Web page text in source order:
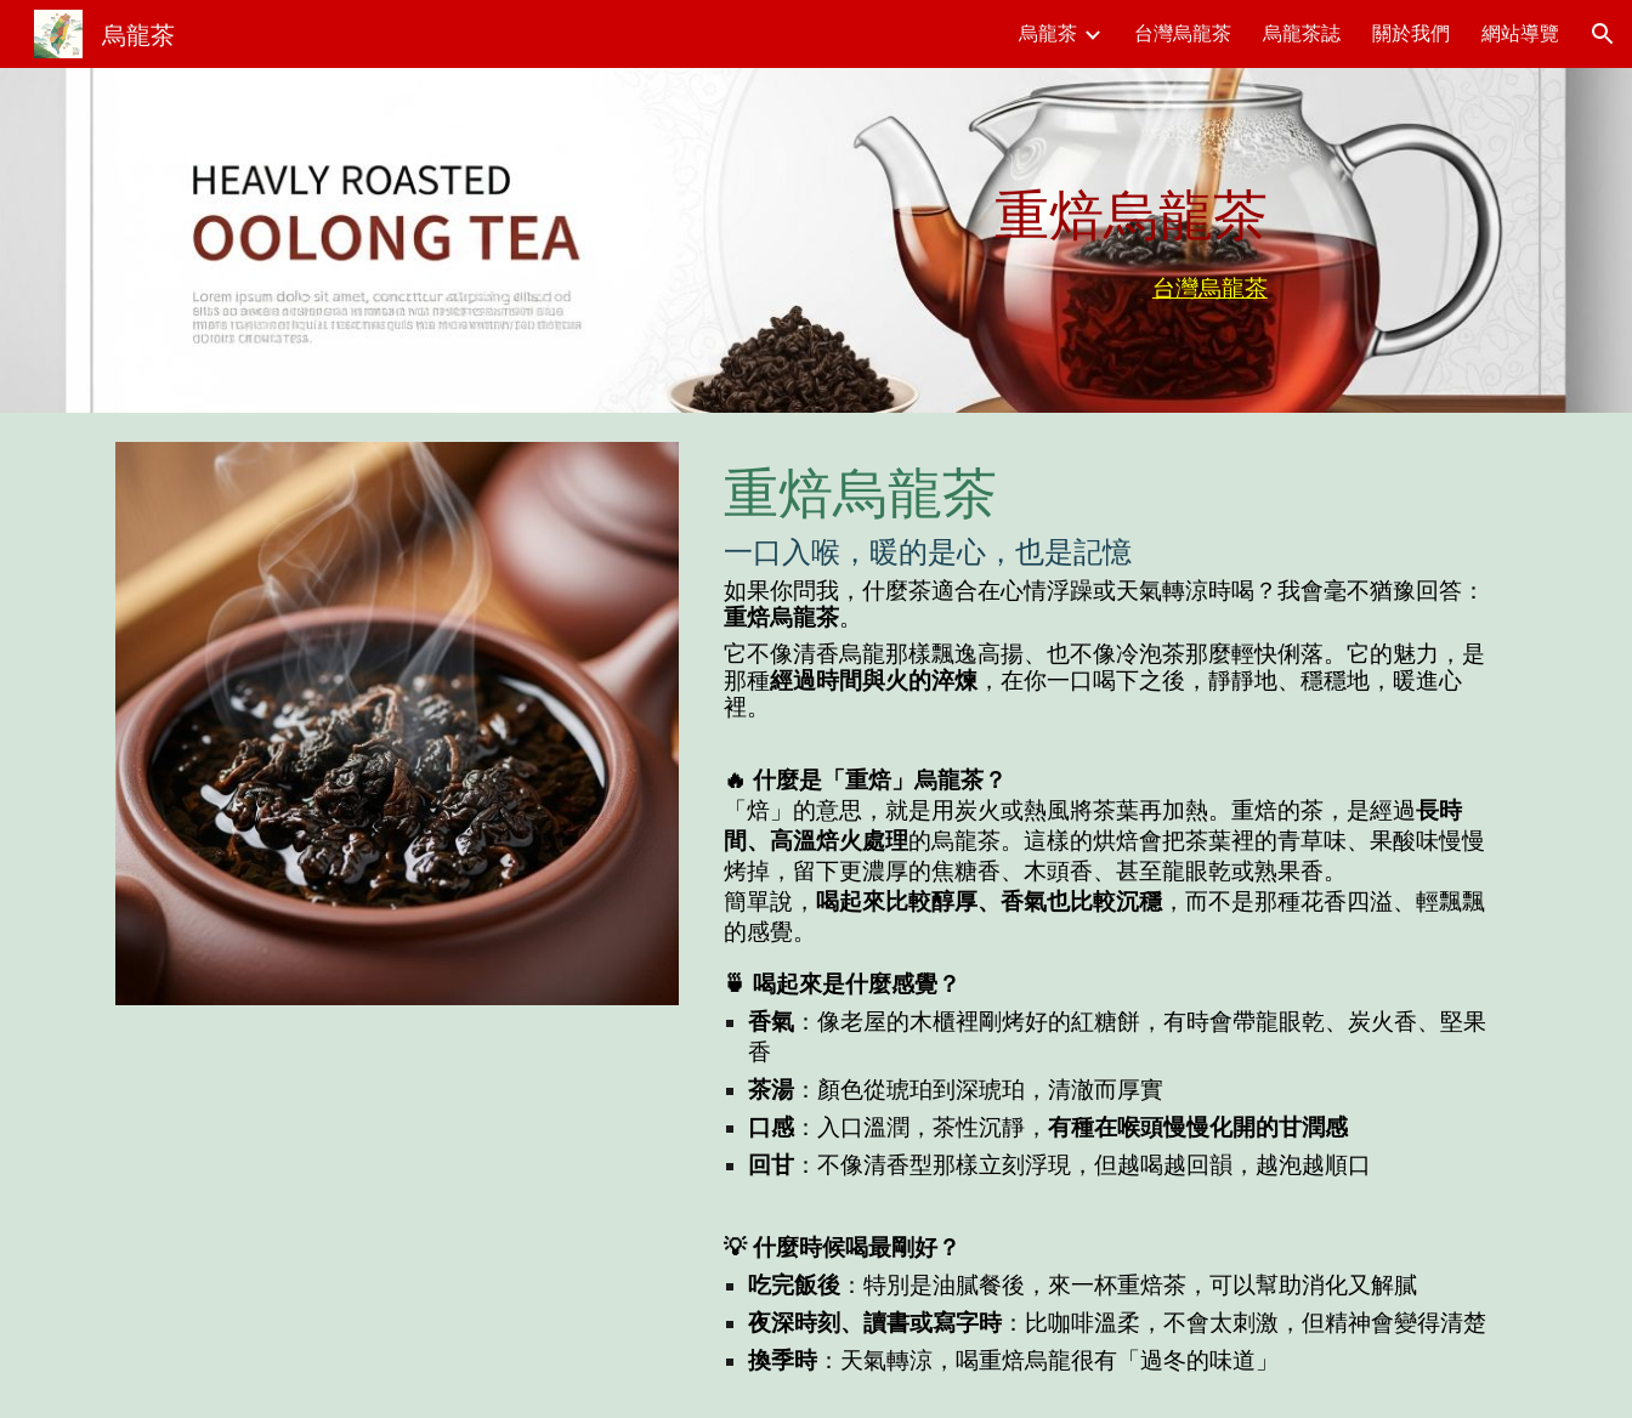
Skip to navigation
烏龍茶 烏龍茶 台灣烏龍茶 烏龍茶誌 關於我們 網站導覽
重焙烏龍茶
台灣烏龍茶
重焙烏龍茶
一口入喉，暖的是心，也是記憶
如果你問我，什麼茶適合在心情浮躁或天氣轉涼時喝？我會毫不猶豫回答：
重焙烏龍茶。
它不像清香烏龍那樣飄逸高揚、也不像冷泡茶那麼輕快俐落。它的魅力，是
那種經過時間與火的淬煉 ，在你一口喝下之後，靜靜地、穩穩地，暖進心
裡。
🔥 什麼是「重焙」烏龍茶？
「焙」的意思，就是用炭火或熱風將茶葉再加熱。重焙的茶，是經過長時
間、高溫焙火處理的烏龍茶。這樣的烘焙會把茶葉裡的青草味、果酸味慢慢
烤掉，留下更濃厚的焦糖香、木頭香、甚至龍眼乾或熟果香。
簡單說， 喝起來比較醇厚、香氣也比較沉穩 ，而不是那種花香四溢、輕飄飄
的感覺。
🍵 喝起來是什麼感覺？
香氣 ：像老屋的木櫃裡剛烤好的紅糖餅，有時會帶龍眼乾、炭火香、堅果
香
茶湯：顏色從琥珀到深琥珀，清澈而厚實
口感 ：入口溫潤，茶性沉靜，有種在喉頭慢慢化開的甘潤感
回甘 ：不像清香型那樣立刻浮現，但越喝越回韻，越泡越順口
💡 什麼時候喝最剛好？
吃完飯後 ：特別是油膩餐後，來一杯重焙茶，可以幫助消化又解膩
夜深時刻、讀書或寫字時：比咖啡溫柔，不會太刺激，但精神會變得清楚
換季時：天氣轉涼，喝重焙烏龍很有「過冬的味道」